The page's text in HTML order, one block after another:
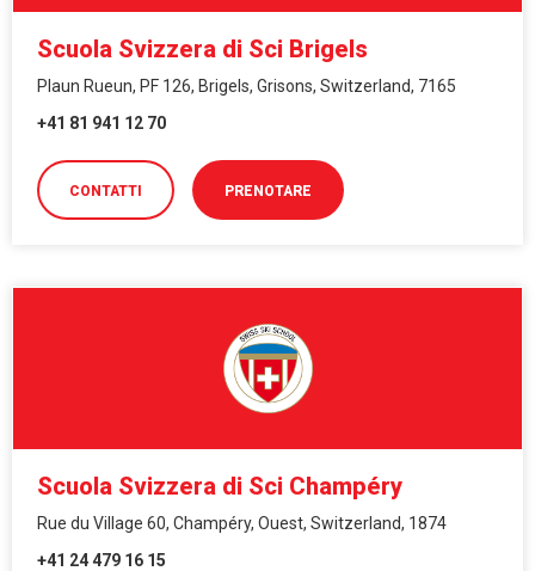
Scuola Svizzera di Sci Brigels
Plaun Rueun, PF 126, Brigels, Grisons, Switzerland, 7165
+41 81 941 12 70
CONTATTI PRENOTARE
Scuola Svizzera di Sci Champéry
Rue du Village 60, Champéry, Ouest, Switzerland, 1874
+41 24 479 16 15